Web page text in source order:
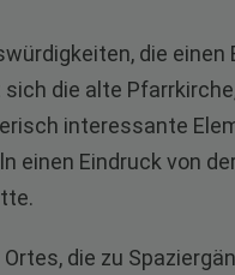
die einen
die alte
interessante
einen Eindruck von
die zu